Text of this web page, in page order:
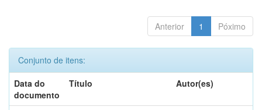
Anterior 1 Póximo
Conjunto de itens:
Data do
documento
Título Autor(es)